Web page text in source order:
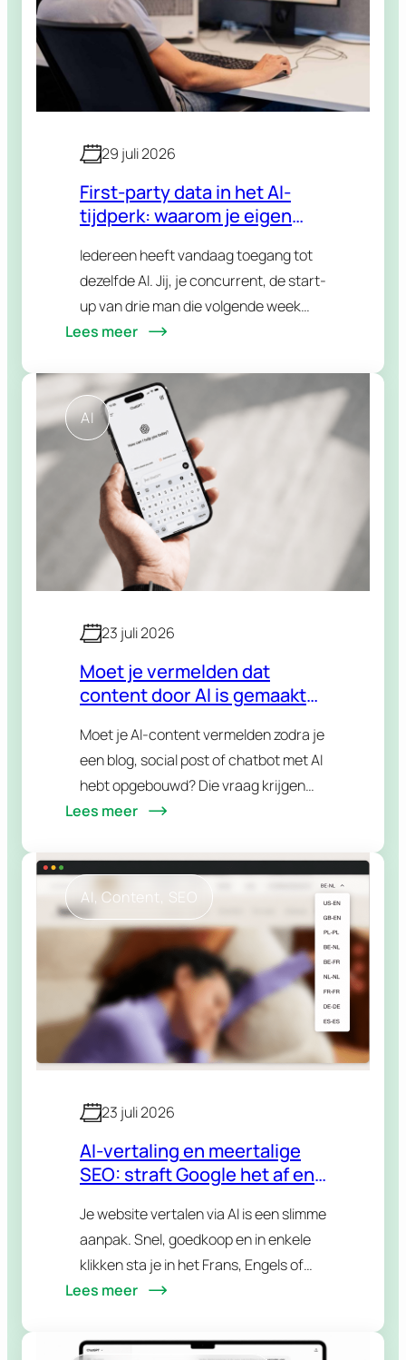
29 juli 2026
First-party data in het AI-
tijdperk: waarom je eigen
wordt
Iedereen heeft vandaag toegang tot
dezelfde AI. Jij, je concurrent, de start-
up van drie man die volgende week
opstart. Dezelfde modellen, dezelfde
LinkedIn voorbij ziet…
Lees meer
AI
23 juli 2026
Moet je vermelden dat
content door AI is gemaakt?
transparantieregels
uitgelegd
Moet je AI-content vermelden zodra je
een blog, social post of chatbot met AI
hebt opgebouwd? Die vraag krijgen
we steeds vaker en het antwoord is
Lees meer
AI, Content, SEO
23 juli 2026
AI-vertaling en meertalige
SEO: straft Google het af en
Je website vertalen via AI is een slimme
aanpak. Snel, goedkoop en in enkele
klikken sta je in het Frans, Engels of
eender welke taal je doelgroep
Lees meer